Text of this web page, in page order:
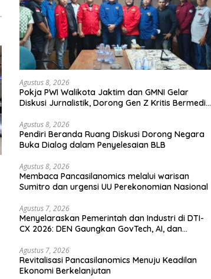
Agustus 8, 2026
Pokja PWI Walikota Jaktim dan GMNI Gelar
Diskusi Jurnalistik, Dorong Gen Z Kritis Bermedia
Agustus 8, 2026
Pendiri Beranda Ruang Diskusi Dorong Negara
Buka Dialog dalam Penyelesaian BLB
Agustus 8, 2026
Membaca Pancasilanomics melalui warisan
Sumitro dan urgensi UU Perekonomian Nasional
Agustus 7, 2026
Menyelaraskan Pemerintah dan Industri di DTI-
CX 2026: DEN Gaungkan GovTech, AI, dan
Kompetitif
Agustus 7, 2026
Revitalisasi Pancasilanomics Menuju Keadilan
Ekonomi Berkelanjutan